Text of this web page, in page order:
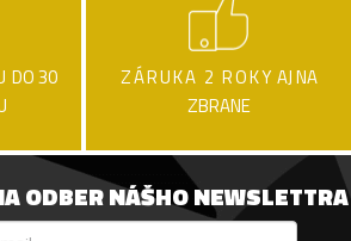
DO 30
ZÁRUKA 2 ROKY AJ NA
ZBRANE
ODBER NÁŠHO NEWSLETTRA